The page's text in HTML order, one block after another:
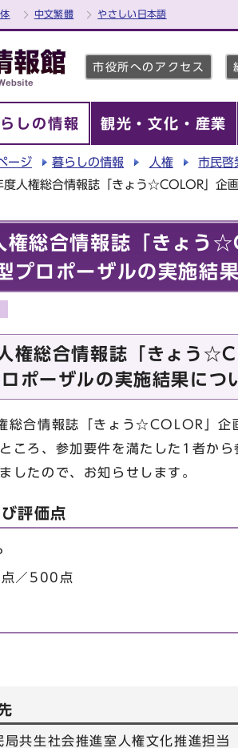
中文繁體 やさしい日本語
市役所へのアクセス
しの情報 観光・文化・産業
ージ 暮らしの情報 人権 市民啓
度人権総合情報誌「きょう☆COLOR」企
権総合情報誌「きょう
プロポーザルの実施結
権総合情報誌「きょう
ポーザルの実施結果につ
合情報誌「きょう☆COLOR」企
ころ、参加要件を満たした1者か
したので、お知らせします。
評価点
点
局共生社会推進室人権文化推進担当